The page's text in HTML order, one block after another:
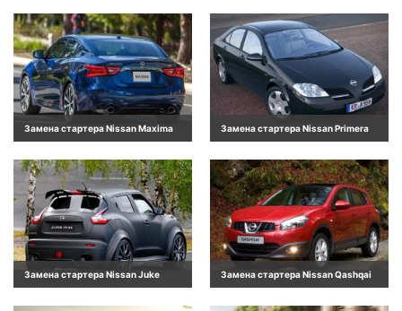
Замена стартера Nissan Maxima Замена стартера Nissan Primera
Замена стартера Nissan Juke Замена стартера Nissan Qashqai